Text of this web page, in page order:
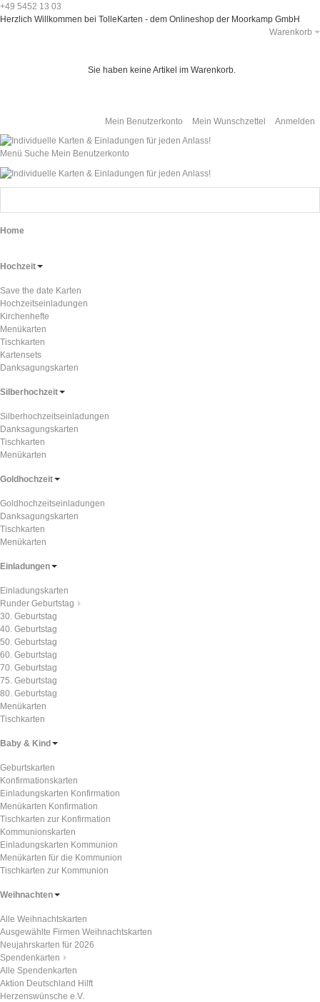
+49 5452 13 03
Herzlich Willkommen bei TolleKarten - dem Onlineshop der Moorkamp GmbH
Warenkorb
Sie haben keine Artikel im Warenkorb.
Mein Benutzerkonto Mein Wunschzettel Anmelden
Menü Suche Mein Benutzerkonto
Home
Hochzeit
Save the date Karten
Hochzeitseinladungen
Kirchenhefte
Menükarten
Tischkarten
Kartensets
Danksagungskarten
Silberhochzeit
Silberhochzeitseinladungen
Danksagungskarten
Tischkarten
Menükarten
Goldhochzeit
Goldhochzeitseinladungen
Danksagungskarten
Tischkarten
Menükarten
Einladungen
Einladungskarten
Runder Geburtstag
30. Geburtstag
40. Geburtstag
50. Geburtstag
60. Geburtstag
70. Geburtstag
75. Geburtstag
80. Geburtstag
Menükarten
Tischkarten
Baby & Kind
Geburtskarten
Konfirmationskarten
Einladungskarten Konfirmation
Menükarten Konfirmation
Tischkarten zur Konfirmation
Kommunionskarten
Einladungskarten Kommunion
Menükarten für die Kommunion
Tischkarten zur Kommunion
Weihnachten
Alle Weihnachtskarten
Ausgewählte Firmen Weihnachtskarten
Neujahrskarten für 2026
Spendenkarten
Alle Spendenkarten
Aktion Deutschland Hilft
Herzenswünsche e.V.